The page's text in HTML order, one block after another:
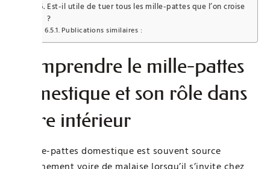
Est-il utile de tuer tous les mille-pattes que l’on croise
?
Publications similaires :
Comprendre le mille-pattes
domestique et son rôle dans
votre intérieur
Le mille-pattes domestique est souvent source
d’étonnement voire de malaise lorsqu’il s’invite chez